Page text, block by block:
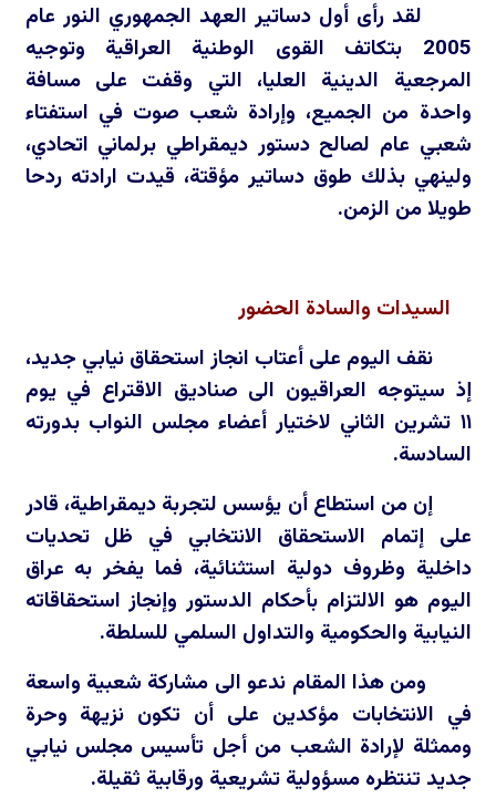
لقد رأى أول دساتير العهد الجمهوري النور عام
2005 بتكاتف القوى الوطنية العراقية وتوجيه
المرجعية الدينية العليا، التي وقفت على مسافة
واحدة من الجميع، وإرادة شعب صوت في استفتاء
شعبي عام لصالح دستور ديمقراطي برلماني اتحادي،
ولينهي بذلك طوق دساتير مؤقتة، قيدت ارادته ردحا
طويلا من الزمن.
السيدات والسادة الحضور
نقف اليوم على أعتاب انجاز استحقاق نيابي جديد،
إذ سيتوجه العراقيون الى صناديق الاقتراع في يوم
١١ تشرين الثاني لاختيار أعضاء مجلس النواب بدورته
السادسة.
إن من استطاع أن يؤسس لتجربة ديمقراطية، قادر
على إتمام الاستحقاق الانتخابي في ظل تحديات
داخلية وظروف دولية استثنائية، فما يفخر به عراق
اليوم هو الالتزام بأحكام الدستور وإنجاز استحقاقاته
النيابية والحكومية والتداول السلمي للسلطة.
ومن هذا المقام ندعو الى مشاركة شعبية واسعة
في الانتخابات مؤكدين على أن تكون نزيهة وحرة
وممثلة لإرادة الشعب من أجل تأسيس مجلس نيابي
جديد تنتظره مسؤولية تشريعية ورقابية ثقيلة.